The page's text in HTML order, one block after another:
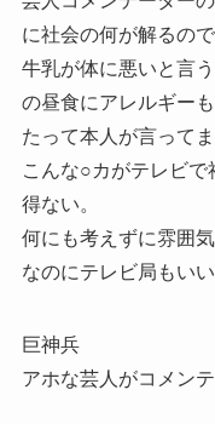
に社会の何が解るの
牛乳が体に悪いと言
の昼食にアレルギー
たって本人が言ってま
こんな○カがテレビで
得ない。
何にも考えずに雰囲
なのにテレビ局もい
巨神兵
アホな芸人がコメン